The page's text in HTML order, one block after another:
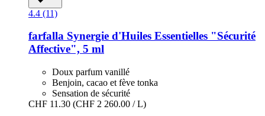
4.4 (11)
farfalla Synergie d'Huiles Essentielles "Sécurité
Affective", 5 ml
Doux parfum vanillé
Benjoin, cacao et fève tonka
Sensation de sécurité
CHF 11.30 (CHF 2 260.00 / L)